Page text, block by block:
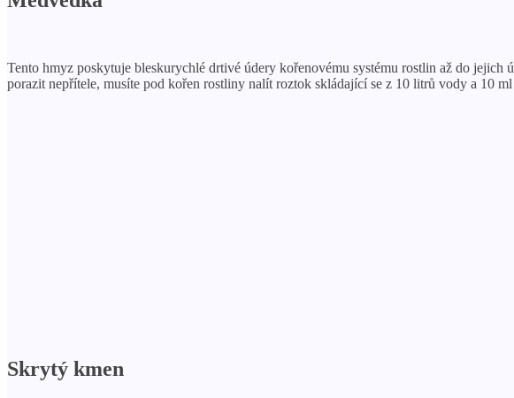
Tento hmyz poskytuje bleskurychlé drtivé údery kořenovému systému rostlin až do
porazit nepřítele, musíte pod kořen rostliny nalít roztok skládající se z 10 litrů vody a 10
Skrytý kmen